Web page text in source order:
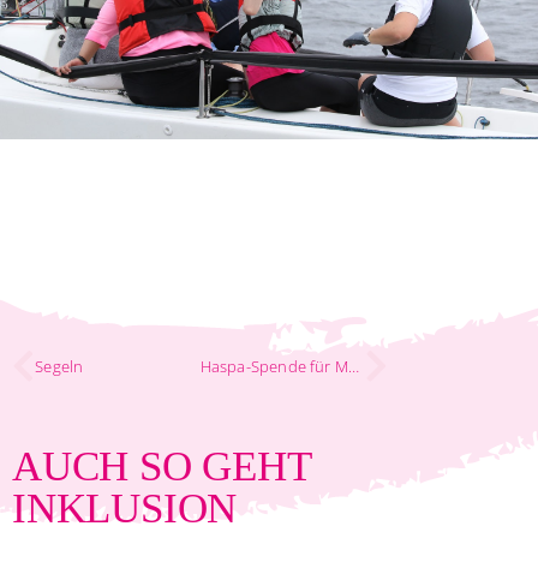
Segeln Haspa-Spende für Multifunktionssessel
AUCH SO GEHT
INKLUSION